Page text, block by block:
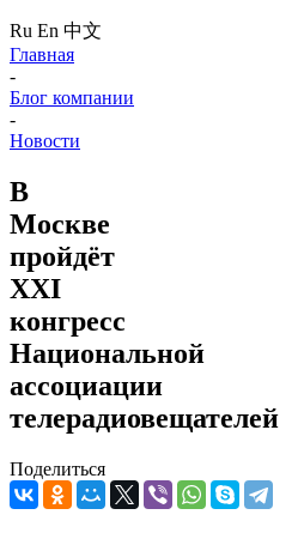
Ru En 中文
Главная
-
Блог компании
-
Новости
В
Москве
пройдёт
XXI
конгресс
Национальной
ассоциации
телерадиовещателей
Поделиться